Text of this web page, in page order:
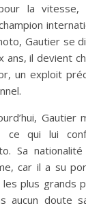
la
Gautier se
ans, il devient
un exploit
ce qui lui
Sa
car il a su
plus grands
aucun doute